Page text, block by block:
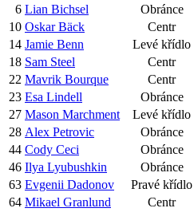
6 Lian Bichsel Obránce
10 Oskar Bäck Centr
14 Jamie Benn Levé křídlo
18 Sam Steel Centr
22 Mavrik Bourque Centr
23 Esa Lindell Obránce
27 Mason Marchment Levé křídlo
28 Alex Petrovic Obránce
44 Cody Ceci Obránce
46 Ilya Lyubushkin Obránce
63 Evgenii Dadonov Pravé křídlo
64 Mikael Granlund Centr